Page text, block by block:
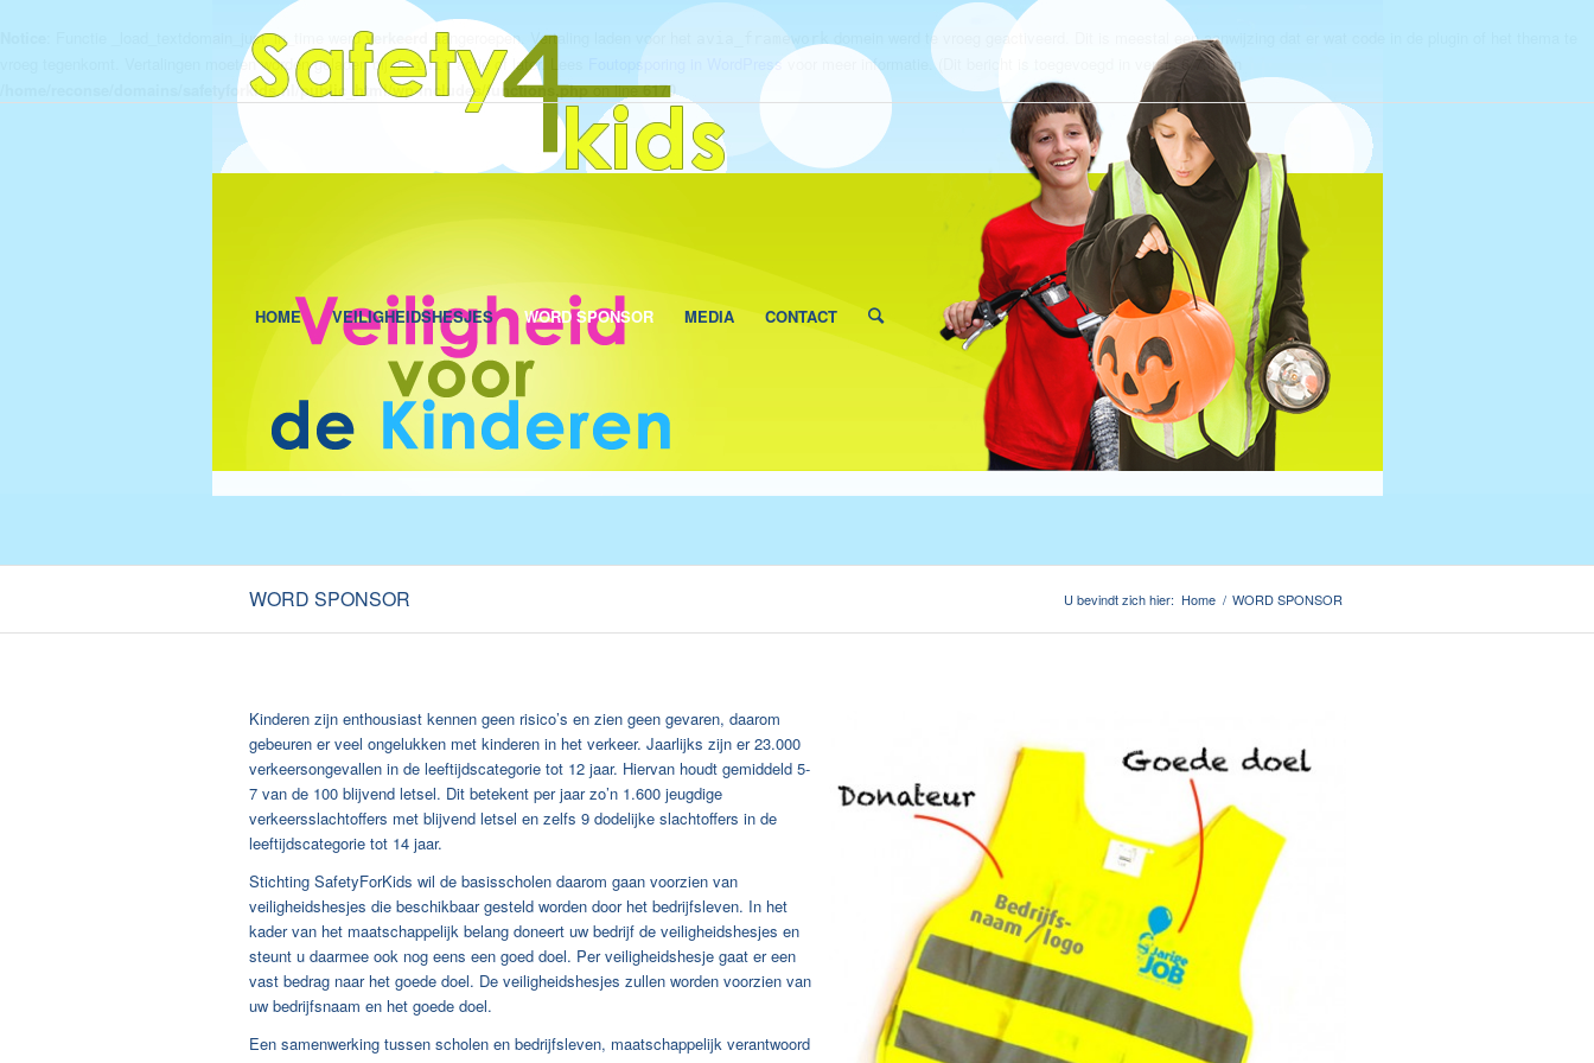
: Functie _load_textdomain_just_in_time werdverkeerd aangeroepen. Vertaling laden voor het avia_framework
domein werd te vroeg geactiveerd. Dit is meestal een aanwijzing dat er wat code in de plugin of het thema te
vroeg tegenkomt. Vertalingen moeten worden geladen bij deinitactie of later. Lees Foutopsporing in WordPressvoor meer informatie. (Dit bericht is toegevoegd in versie 6.7.0.) in
/home/reconse/domains/safetyforkids.nl/public_html/wp-includes/functions.phpon line6170
HOME VEILIGHEIDSHESJES WORD SPONSOR MEDIA CONTACT
WORD SPONSOR U bevindt zich hier: Home / WORD SPONSOR
Kinderen zijn enthousiast kennen geen risico’s en zien geen gevaren, daarom
gebeuren er veel ongelukken met kinderen in het verkeer. Jaarlijks zijn er 23.000
verkeersongevallen in de leeftijdscategorie tot 12 jaar. Hiervan houdt gemiddeld 5-
7 van de 100 blijvend letsel. Dit betekent per jaar zo’n 1.600 jeugdige
verkeersslachtoffers met blijvend letsel en zelfs 9 dodelijke slachtoffers in de
leeftijdscategorie tot 14 jaar.
Stichting SafetyForKids wil de basisscholen daarom gaan voorzien van
veiligheidshesjes die beschikbaar gesteld worden door het bedrijfsleven. In het
kader van het maatschappelijk belang doneert uw bedrijf de veiligheidshesjes en
steunt u daarmee ook nog eens een goed doel. Per veiligheidshesje gaat er een
vast bedrag naar het goede doel. De veiligheidshesjes zullen worden voorzien van
uw bedrijfsnaam en het goede doel.
Een samenwerking tussen scholen en bedrijfsleven, maatschappelijk verantwoord